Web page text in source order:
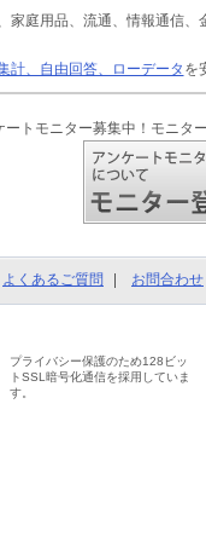
家庭用品、流通、情報通信、
計、自由回答、ローデータ を
トモニター募集中！モニタ
よくあるご質問 お問合わせ
プライバシー保護のため128ビッ
トSSL暗号化通信を採用していま
す。